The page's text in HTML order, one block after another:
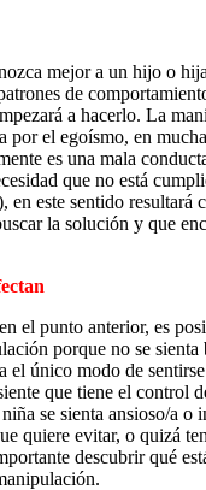
mejor a un hijo o
de
a hacerlo. La
por el egoísmo, en
es una mala
que no está
en este sentido resultará
la solución y que
el punto anterior, es
porque no se sienta
el único modo de
que tiene el control
se sienta ansioso/a o
quiere evitar, o quizá
descubrir qué